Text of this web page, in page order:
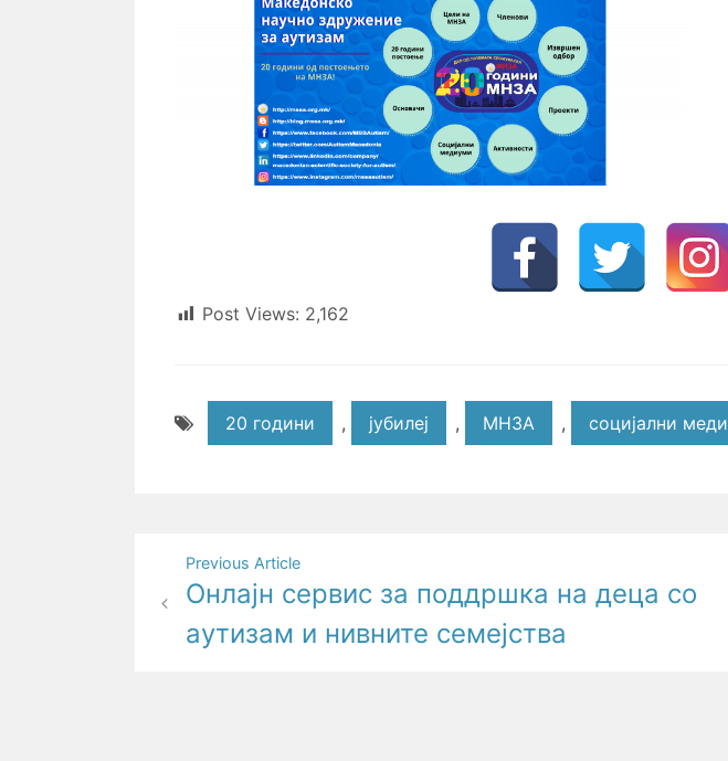
Post Views: 2,162
20 години , јубилеј , МНЗА , социјални
Post
navigation
Previous Article
Онлајн сервис за поддршка на деца со
аутизам и нивните семејства